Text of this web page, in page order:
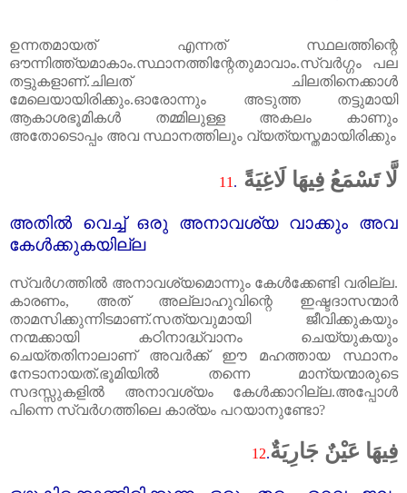
ഉന്നതമായത്‌ എന്നത്‌ സ്ഥലത്തിന്റെ
ഔന്നിത്ത്യമാകാം.സ്ഥാനത്തിന്റേതുമാവാം.സ്വർഗ്ഗം പല
തട്ടുകളാണ്‌.ചിലത്‌ ചിലതിനെക്കാൾ
മേലെയായിരിക്കും.ഓരോന്നും അടുത്ത തട്ടുമായി
ആകാശഭൂമികൾ തമ്മിലുള്ള അകലം കാണും
അതോടൊപ്പം അവ സ്ഥാനത്തിലും വ്യത്യസ്തമായിരിക്കും
11 . لَّا تَسْمَعُ فِيهَا لَاغِيَةً
അതിൽ വെച്ച്‌ ഒരു അനാവശ്യ വാക്കും അവ
കേൾക്കുകയില്ല
സ്വർഗത്തിൽ അനാവശ്യമൊന്നും കേൾക്കേണ്ടി വരില്ല.
കാരണം, അത്‌ അല്ലാഹുവിന്റെ ഇഷ്ടദാസന്മാർ
താമസിക്കുന്നിടമാണ്‌.സത്യവുമായി ജീവിക്കുകയും
നന്മക്കായി കഠിനാദ്ധ്വാനം ചെയ്യുകയും
ചെയ്തതിനാലാണ്‌ അവർക്ക്‌ ഈ മഹത്തായ സ്ഥാനം
നേടാനായത്‌.ഭൂമിയിൽ തന്നെ മാന്യന്മാരുടെ
സദസ്സുകളിൽ അനാവശ്യം കേൾക്കാറില്ല.അപ്പോൾ
പിന്നെ സ്വർഗത്തിലെ കാര്യം പറയാനുണ്ടോ?
12.فِيهَا عَيْنٌ جَارِيَةٌ